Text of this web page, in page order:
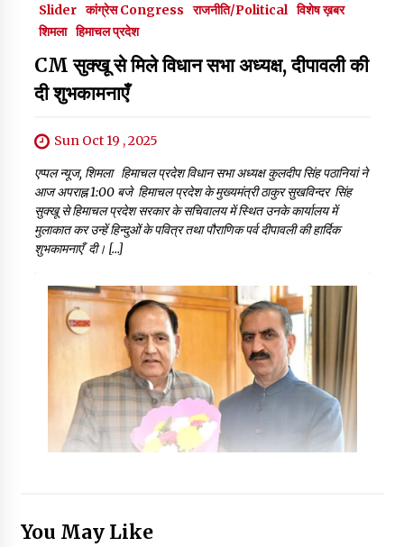
Slider कांग्रेस Congress राजनीति/Political विशेष ख़बर
शिमला हिमाचल प्रदेश
CM सुक्खू से मिले विधान सभा अध्यक्ष, दीपावली की
दी शुभकामनाएँ
Sun Oct 19 , 2025
एप्पल न्यूज, शिमला हिमाचल प्रदेश विधान सभा अध्यक्ष कुलदीप सिंह पठानियां ने
आज अपराह्न 1:00 बजे हिमाचल प्रदेश के मुख्यमंत्री ठाकुर सुखविन्दर सिंह
सुक्खू से हिमाचल प्रदेश सरकार के सचिवालय में स्थित उनके कार्यालय में
मुलाकात कर उन्हें हिन्दुओं के पवित्र तथा पौराणिक पर्व दीपावली की हार्दिक
शुभकामनाएँ दी। […]
You May Like